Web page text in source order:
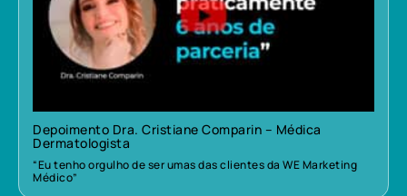
Depoimento Dra. Cristiane Comparin – Médica
Dermatologista
“Eu tenho orgulho de ser umas das clientes da WE Marketing
Médico”